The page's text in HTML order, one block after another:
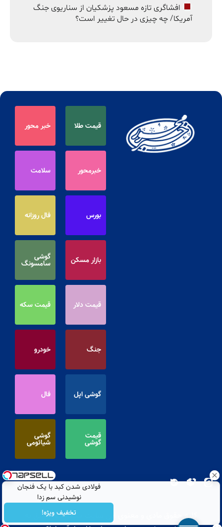
افشاگری تازه مسعود پزشکیان از سناریوی جنگ
آمریکا/ چه چیزی در حال تغییر است؟
قیمت طلا خبر محور
خبرمحور سلامت
بورس فال روزانه
بازار مسکن گوشی
سامسونگ
قیمت دلار قیمت سکه
جنگ خودرو
گوشی اپل فال
قیمت
گوشی
گوشی
شیائومی
کلیه حقوق مادی و معنوی این سایت محفوظ و متعلق به
فولادی شدن کبد با یک فنجان
نوشیدنی سم زدا
تخفیف ویژه!